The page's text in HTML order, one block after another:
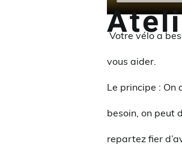
Votre vélo a
vous aider.
Le principe : On
besoin, on peut
repartez fier